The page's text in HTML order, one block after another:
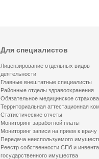
Для специалистов
Лицензирование отдельных видов
деятельности
Главные внештатные специалисты
Районные отделы здравоохранения
Обязательное медицинское
Территориальная аттестационная
Статистические отчеты
Мониторинг заработной платы
Мониторинг записи на прием к врачу
Передача неиспользуемого
Реестр собственности СПб и
государственного имущества